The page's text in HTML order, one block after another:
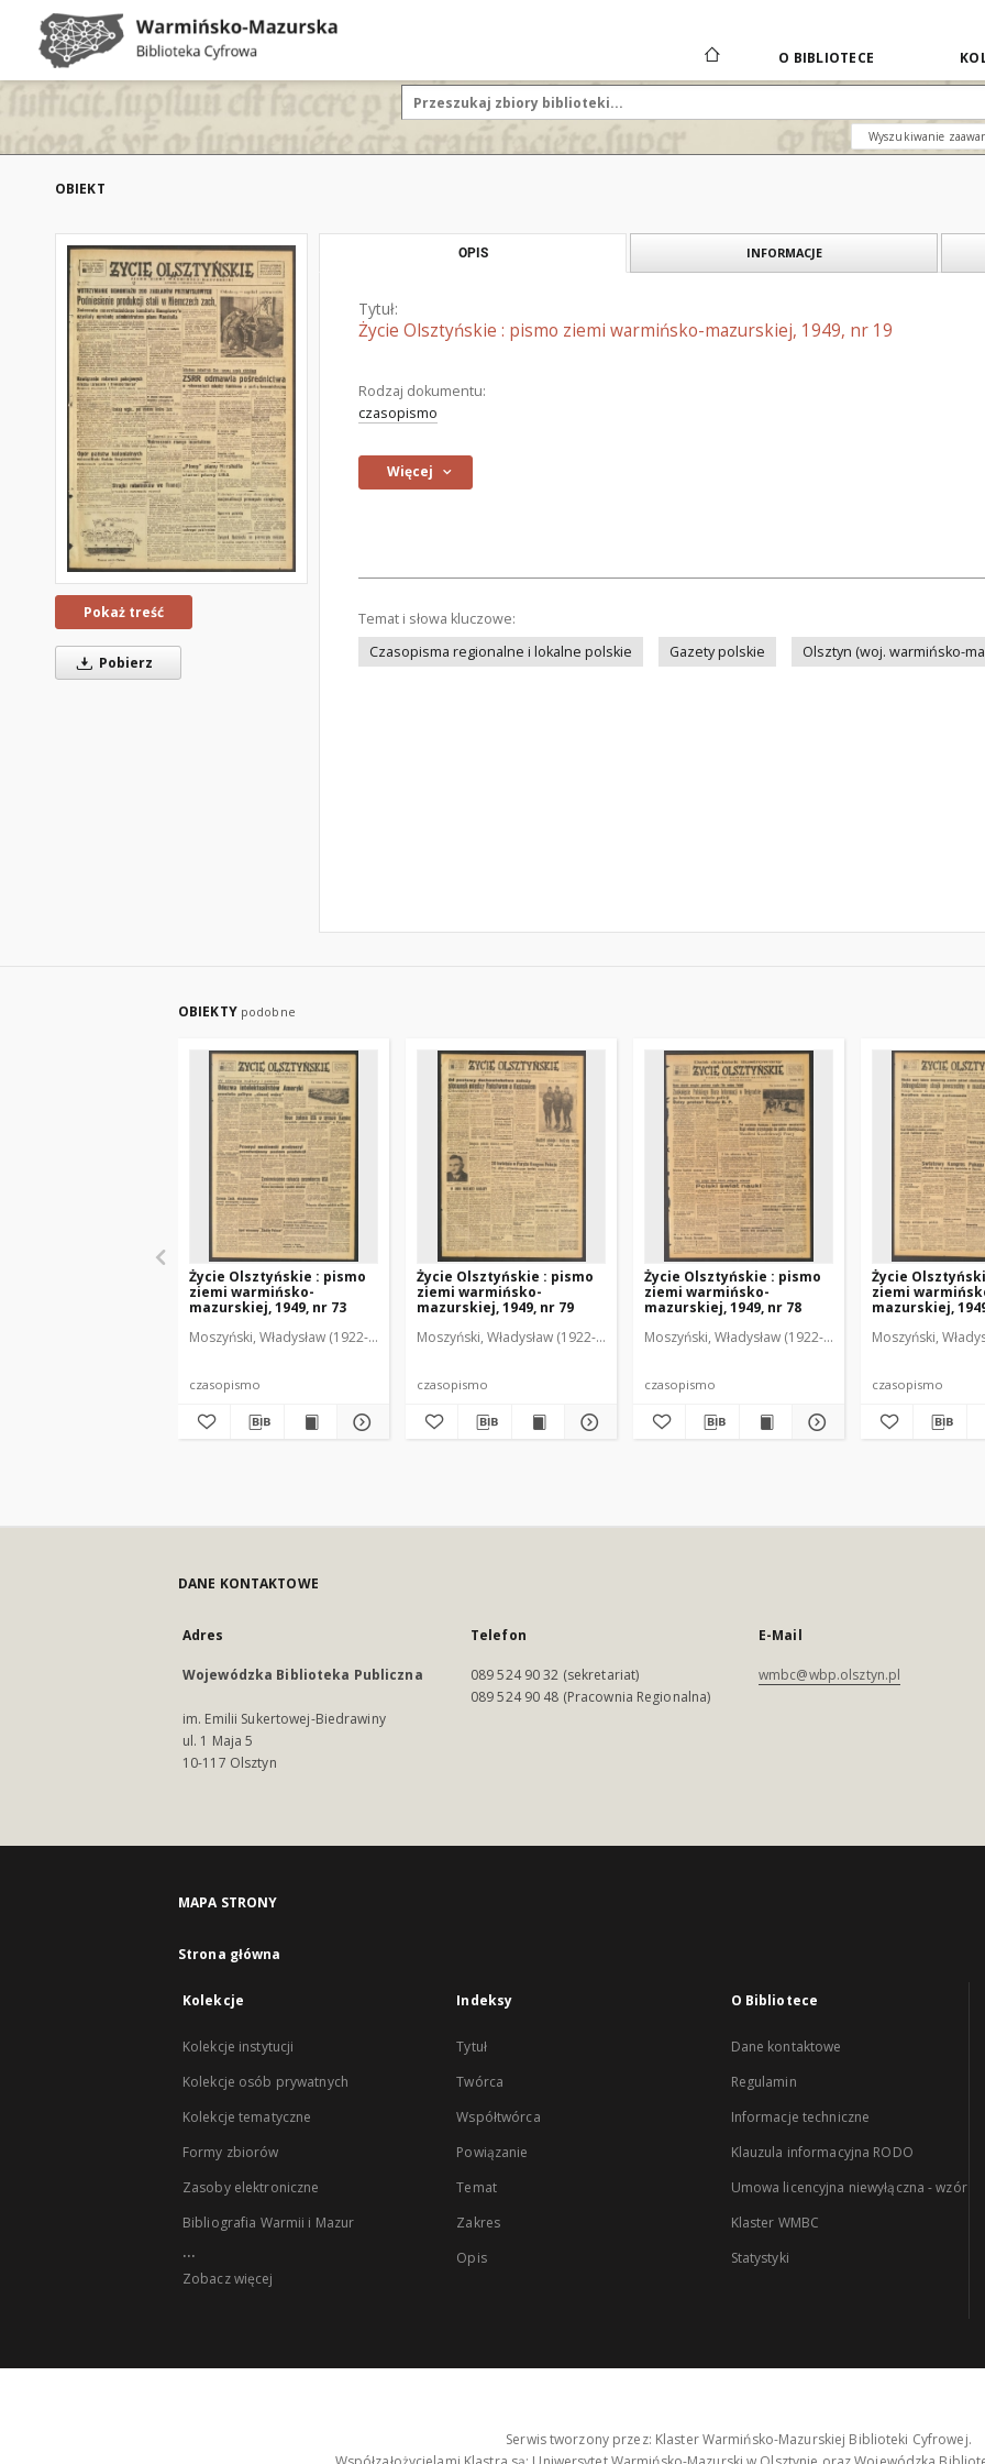
O BIBLIOTECE
Wyszukiwanie
OBIEKT
Pokaż treść
Pobierz
OPIS INFORMACJE
Tytuł:
Życie Olsztyńskie : pismo ziemi warmińsko-mazurskiej, 1949, nr 19
Rodzaj dokumentu:
czasopismo
Więcej
Temat i słowa kluczowe:
Czasopisma regionalne i lokalne polskie
Gazety polskie Olsztyn (woj. warmińsko-
OBIEKTY podobne
Życie Olsztyńskie : pismo
ziemi warmińsko-
mazurskiej, 1949, nr 73
Moszyński, Władysław (1922-2001). Red. Mroczkowski, Włodzimierz (1902-1971). Red. Osiecki, Andrzej. Red.
czasopismo
Życie Olsztyńskie : pismo
ziemi warmińsko-
mazurskiej, 1949, nr 79
Moszyński, Władysław (1922-2001). Red. Mroczkowski, Włodzimierz (1902-1971). Red.
czasopismo
Życie Olsztyńskie : pismo
ziemi warmińsko-
mazurskiej, 1949, nr 78
Moszyński, Władysław (1922-2001). Red. Mroczkowski,
czasopismo
Życie
ziemi
mazurskiej,
Moszyński,
czasopismo
DANE KONTAKTOWE
Adres
Wojewódzka Biblioteka Publiczna
im. Emilii Sukertowej-Biedrawiny
ul. 1 Maja 5
10-117 Olsztyn
Telefon
089 524 90 32 (sekretariat)
089 524 90 48 (Pracownia Regionalna)
E-Mail
wmbc@wbp.olsztyn.pl
MAPA STRONY
Strona główna
Kolekcje
Kolekcje instytucji
Kolekcje osób prywatnych
Kolekcje tematyczne
Formy zbiorów
Zasoby elektroniczne
Bibliografia Warmii i Mazur
...
Zobacz więcej
Indeksy
Tytuł
Twórca
Współtwórca
Powiązanie
Temat
Zakres
Opis
O Bibliotece
Dane kontaktowe
Regulamin
Informacje techniczne
Klauzula informacyjna RODO
Umowa licencyjna niewyłączna - wzór
Klaster WMBC
Statystyki
Serwis tworzony przez: Klaster Warmińsko-Mazurskiej Biblioteki Cyfrowej.